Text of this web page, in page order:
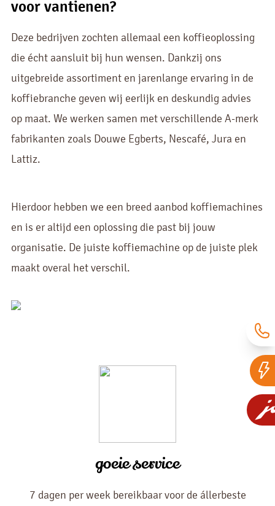
voor vantienen?
Deze bedrijven zochten allemaal een koffieoplossing
die écht aansluit bij hun wensen. Dankzij ons
uitgebreide assortiment en jarenlange ervaring in de
koffiebranche geven wij eerlijk en deskundig advies
op maat. We werken samen met verschillende A-merk
fabrikanten zoals Douwe Egberts, Nescafé, Jura en
Lattiz.
Hierdoor hebben we een breed aanbod koffiemachines
en is er altijd een oplossing die past bij jouw
organisatie. De juiste koffiemachine op de juiste plek
maakt overal het verschil.
goeie service
7 dagen per week bereikbaar voor de állerbeste